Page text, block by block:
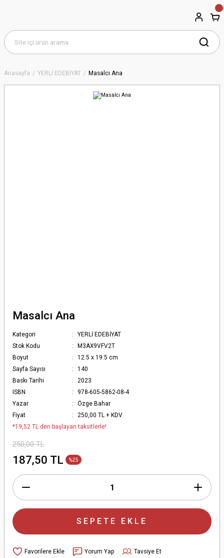
Anasayfa YERLİ EDEBİYAT Masalcı Ana
Masalcı Ana
Kategori
YERLİ EDEBİYAT
Stok Kodu
M3AX9VFV2T
Boyut
12.5 x 19.5 cm
Sayfa Sayısı
140
Baskı Tarihi
2023
ISBN
978-605-5862-08-4
Yazar
Özge Bahar
Fiyat
250,00 TL + KDV
*19,52 TL den başlayan taksitlerle!
250,00 TL
187,50 TL %25
SEPETE EKLE
Yorum Yap
Tavsiye Et